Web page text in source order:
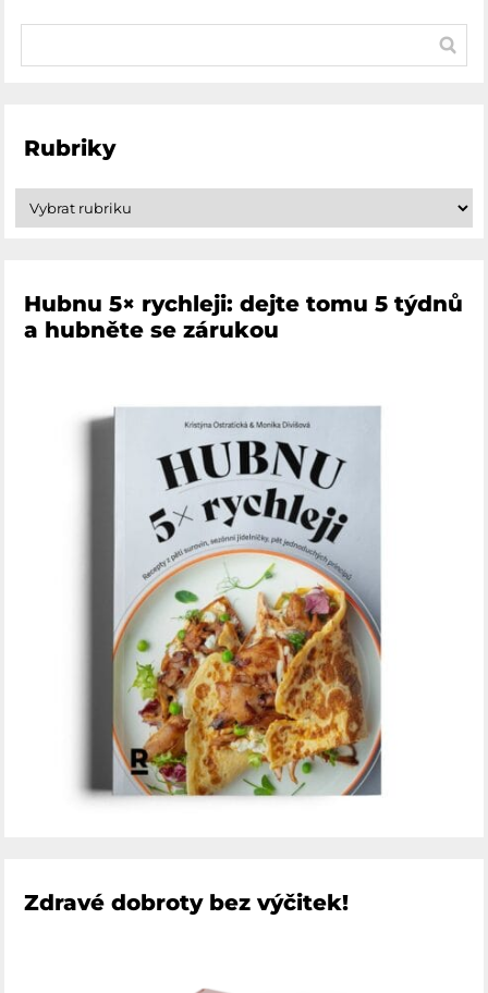
Rubriky
Hubnu 5× rychleji: dejte tomu 5 týdnů
a hubněte se zárukou
Zdravé dobroty bez výčitek!